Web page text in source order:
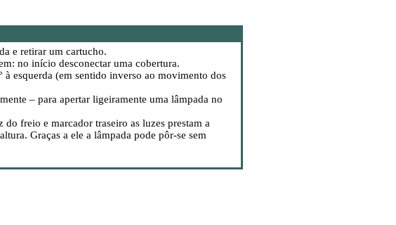
e retirar um cartucho.
no início desconectar uma cobertura.
esquerda (em sentido inverso ao movimento dos
– para apertar ligeiramente uma lâmpada no
freio e marcador traseiro as luzes prestam a
Graças a ele a lâmpada pode pôr-se sem